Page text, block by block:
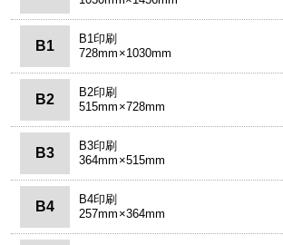
B1
B1印刷
728mm×1030mm
B2
B2印刷
515mm×728mm
B3
B3印刷
364mm×515mm
B4
B4印刷
257mm×364mm